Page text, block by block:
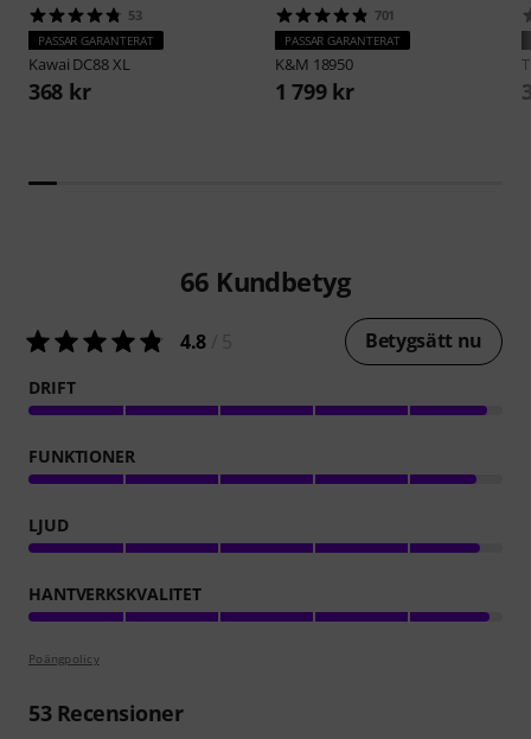
53
PASSAR GARANTERAT
Kawai DC88 XL
368 kr
701
PASSAR GARANTERAT
K&M 18950
1 799 kr
66 Kundbetyg
4.8 Betygsätt nu
DRIFT
FUNKTIONER
LJUD
HANTVERKSKVALITET
Poängpolicy
53Recensioner